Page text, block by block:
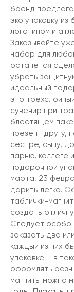
бренд
эко упаковку
логотипом и
Заказывайте
набор для
останется
убрать
идеальный
это
сувенир при
блестящем
презент другу,
сестре, сыну,
парню, коллеге
подарочной
марта, 23
дарить легко.
таблички-
создать
Следует особо
заказать два
каждый из них
упаковке – в
оформлять
магниты можно